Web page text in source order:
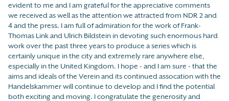
evident to me and I am grateful for the appreciative comments
we received as well as the attention we attracted from NDR 2 and
4 and the press. I am full of admiration for the work of Frank-
Thomas Link and Ulrich Bildstein in devoting such enormous hard
work over the past three years to produce a series which is
certainly unique in the city and extremely rare anywhere else,
especially in the United Kingdom. I hope - and I am sure - that the
aims and ideals of the Verein and its continued assocation with the
Handelskammer will continue to develop and I find the potential
both exciting and moving. I congratulate the generosity and